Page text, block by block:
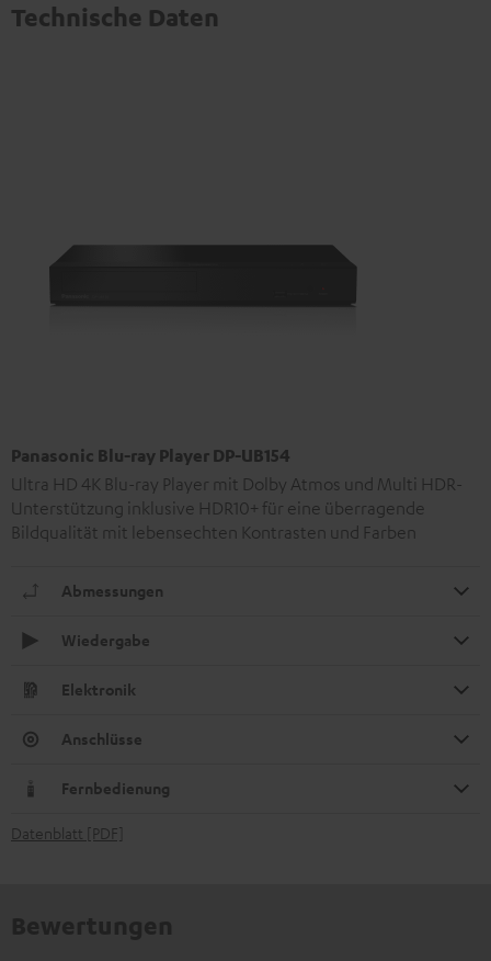
Technische Daten
Panasonic Blu-ray Player DP-UB154
Ultra HD 4K Blu-ray Player mit Dolby Atmos und Multi HDR-
Unterstützung inklusive HDR10+ für eine überragende
Bildqualität mit lebensechten Kontrasten und Farben
Abmessungen
Wiedergabe
Elektronik
Anschlüsse
Fernbedienung
Datenblatt [PDF]